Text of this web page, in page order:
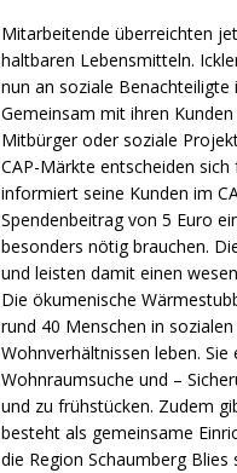
Mitarbeitende überreichten
haltbaren Lebensmitteln.
nun an soziale
Gemeinsam mit ihren
Mitbürger oder soziale
CAP-Märkte entscheiden
informiert seine Kunden im
Spendenbeitrag von 5 Euro
besonders nötig brauchen.
und leisten damit einen
Die ökumenische
rund 40 Menschen in
Wohnverhältnissen leben.
Wohnraumsuche und –
und zu frühstücken. Zudem
besteht als gemeinsame
die Region Schaumberg Blies